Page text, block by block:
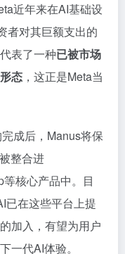
近年来在AI基础设
者对其巨额支出的
表了一种已被市场
态 ，这正是Meta当
成后，Manus将保
整合进
核心产品中。目
已在这些平台上提
加入，有望为用户
一代AI体验。